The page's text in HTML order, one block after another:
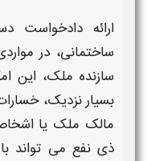
ارائه دادخواست
ساختمانی، در
سازنده ملک، این
بسیار نزدیک،
مالک ملک یا
ذی نفع می تواند